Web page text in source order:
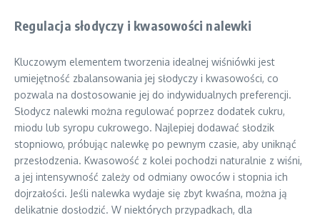
Regulacja słodyczy i kwasowości nalewki
Kluczowym elementem tworzenia idealnej wiśniówki jest
umiejętność zbalansowania jej słodyczy i kwasowości, co
pozwala na dostosowanie jej do indywidualnych preferencji.
Słodycz nalewki można regulować poprzez dodatek cukru,
miodu lub syropu cukrowego. Najlepiej dodawać słodzik
stopniowo, próbując nalewkę po pewnym czasie, aby uniknąć
przesłodzenia. Kwasowość z kolei pochodzi naturalnie z wiśni,
a jej intensywność zależy od odmiany owoców i stopnia ich
dojrzałości. Jeśli nalewka wydaje się zbyt kwaśna, można ją
delikatnie dosłodzić. W niektórych przypadkach, dla